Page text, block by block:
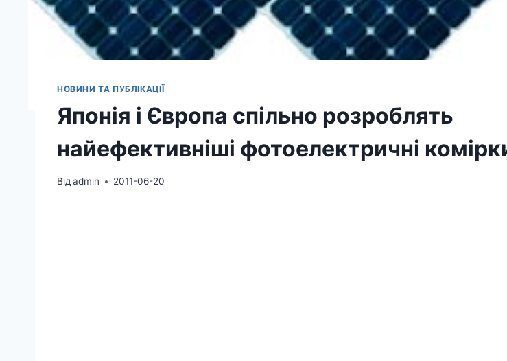
НОВИНИ ТА ПУБЛІКАЦІЇ
Японія і Європа спільно розроблять
найефективніші фотоелектричні
Відadmin 2011-06-20